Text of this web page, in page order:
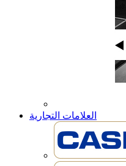
العلامات التجارية